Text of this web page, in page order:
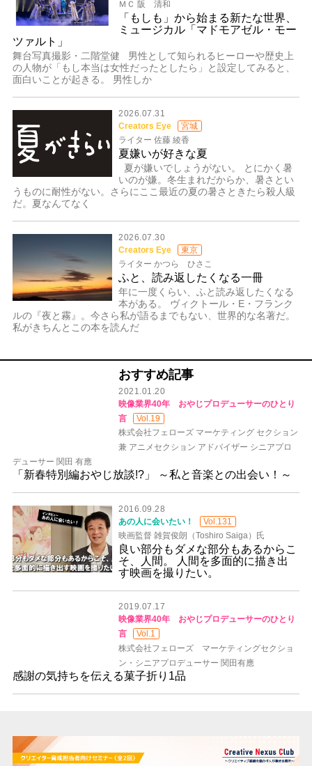
ＭＣ 阪 清和
「もしも」から始まる新たな世界、
ミュージカル「マドモアゼル・モー
ツァルト」
舞台写真撮影・二階堂健 男性として知られるヒーローや歴史上
の人物が「もし本当は女性だったとしたら」と設定してみると、
面白いことが起きる。 男性しか
2026.07.31
Creators Eye
宮城
ライター 佐藤 綾香
夏嫌いが好きな夏
夏が嫌いでしょうがない。 とにかく暑
いのが嫌。冬生まれだからか、暑さとい
うものに耐性がない。さらにここ最近の夏の暑さときたら殺人級
だ。夏なんてなく
2026.07.30
Creators Eye
東京
ライター かつら ひさこ
ふと、読み返したくなる一冊
年に一度くらい、ふと読み返したくなる
本がある。 ヴィクトール・E・フランク
ルの『夜と霧』。今さら私が語るまでもない、世界的な名著だ。
私がきちんとこの本を読んだ
おすすめ記事
2021.01.20
映像業界40年 おやじプロデューサーのひとり
言
Vol.19
株式会社フェローズ マーケティング セクション
兼 アニメセクション アドバイザー シニアプロ
デューサー 関田 有應
「新春特別編おやじ放談!?」 ～私と音楽との出会い！～
2016.09.28
あの人に会いたい！
Vol.131
映画監督 雑賀俊朗（Toshiro Saiga）氏
良い部分もダメな部分もあるからこ
そ、人間。 人間を多面的に描き出
す映画を撮りたい。
2019.07.17
映像業界40年 おやじプロデューサーのひとり
言
Vol.1
株式会社フェローズ マーケティングセクショ
ン・シニアプロデューサー 関田有應
感謝の気持ちを伝える菓子折り1品